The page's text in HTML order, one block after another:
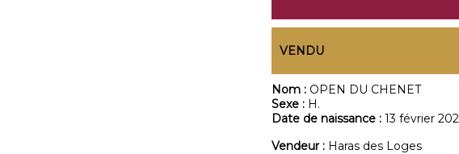
VENDU
Nom : OPEN DU CHENET
Sexe : H.
Date de naissance : 13 février
Vendeur : Haras des Loges